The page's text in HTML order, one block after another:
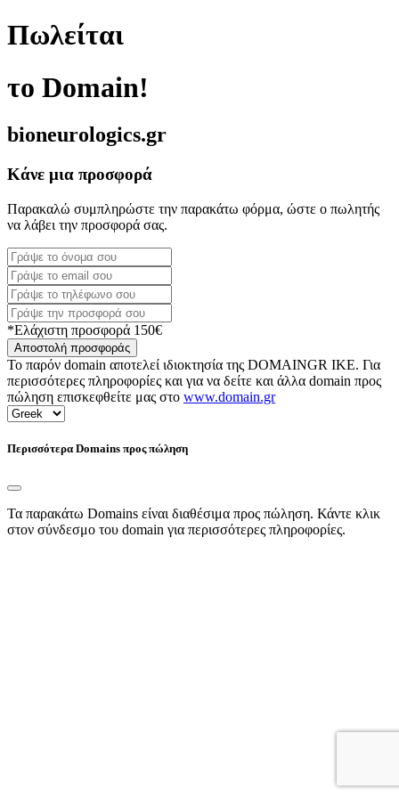
Πωλείται
το Domain!
bioneurologics.gr
Κάνε μια προσφορά
Παρακαλώ συμπληρώστε την παρακάτω φόρμα, ώστε ο πωλητής
να λάβει την προσφορά σας.
*Ελάχιστη προσφορά 150€
Αποστολή προσφοράς
Το παρόν domain αποτελεί ιδιοκτησία της DOMAINGR ΙΚΕ. Για
περισσότερες πληροφορίες και για να δείτε και άλλα domain προς
πώληση επισκεφθείτε μας στο www.domain.gr
Περισσότερα Domains προς πώληση
Τα παρακάτω Domains είναι διαθέσιμα προς πώληση. Κάντε κλικ
στον σύνδεσμο του domain για περισσότερες πληροφορίες.